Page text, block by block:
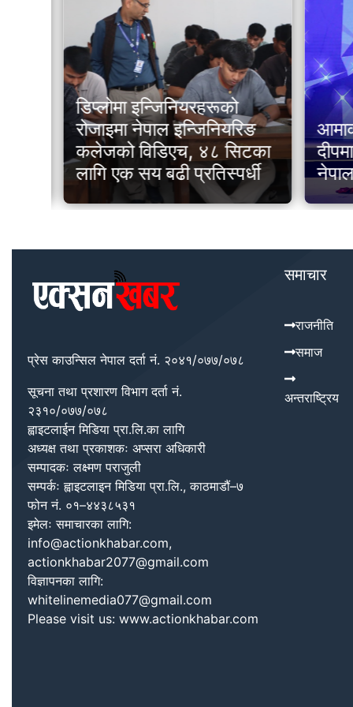
डिप्लोमा इन्जिनियरहरूको
रोजाइमा नेपाल इन्जिनियरिङ
कलेजको विडिएच, ४८ सिटका
लागि एक सय बढी प्रतिस्पर्धी
नेपाल
प्रेस काउन्सिल नेपाल दर्ता नं. २०४१/०७७/०७८
सूचना तथा प्रशारण विभाग दर्ता नं.
२३१०/०७७/०७८
ह्वाइटलाईन मिडिया प्रा.लि.का लागि
अध्यक्ष तथा प्रकाशकः अप्सरा अधिकारी
सम्पादकः लक्ष्मण पराजुली
सम्पर्कः ह्वाइटलाइन मिडिया प्रा.लि., काठमाडौं–७
फोन नं. ०१–४४३८५३१
इमेलः समाचारका लागि:
info@actionkhabar.com,
actionkhabar2077@gmail.com
विज्ञापनका लागि:
whitelinemedia077@gmail.com
Please visit us: www.actionkhabar.com
समाचार
राजनीति
समाज
अन्तराष्ट्रिय